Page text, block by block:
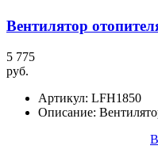
Вентилятор
5 775
руб.
Артикул: LFH1850
Описание: